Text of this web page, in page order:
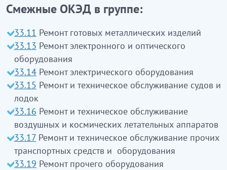
жазу машинкаларын жөндеу
есептеу жабдықтарды техникалық қызмет
көрсету және күту
Бұл ішкі класқа:
компьютерлерді жөндеукірмейді(95.11.0
қараңыз)
Смежные ОКЭД в группе:
33.11 Ремонт готовых металлических изделий
33.13 Ремонт электронного и оптического
оборудования
33.14 Ремонт электрического оборудования
33.15 Ремонт и техническое обслуживание судов и
лодок
33.16 Ремонт и техническое обслуживание
воздушных и космических летательных аппаратов
33.17 Ремонт и техническое обслуживание прочих
транспортных средств и оборудования
33.19 Ремонт прочего оборудования